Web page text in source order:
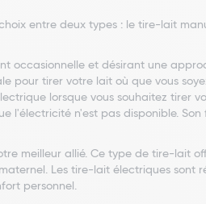
entre deux types : le tire-lait
occasionnelle et désirant une
tirer votre lait où que vous
lorsque vous souhaitez tirer
l'électricité n'est pas disponible. Son
meilleur allié. Ce type de tire-lait
Les tire-lait électriques sont
personnel.